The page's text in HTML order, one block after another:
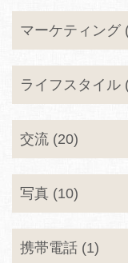
マーケティング
ライフスタイル
交流 (20)
写真 (10)
携帯電話 (1)